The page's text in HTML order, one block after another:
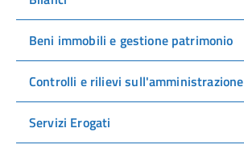
Beni immobili e gestione patrimonio
Controlli e rilievi sull'amministrazione
Servizi Erogati